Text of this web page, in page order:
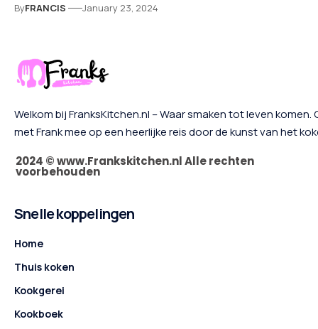
ByFRANCIS January 23, 2024
Welkom bij FranksKitchen.nl – Waar smaken tot leven
met Frank mee op een heerlijke reis door de kunst van het
2024 © www.Frankskitchen.nl Alle rechten
voorbehouden
Snelle koppelingen
Home
Thuis koken
Kookgerei
Kookboek